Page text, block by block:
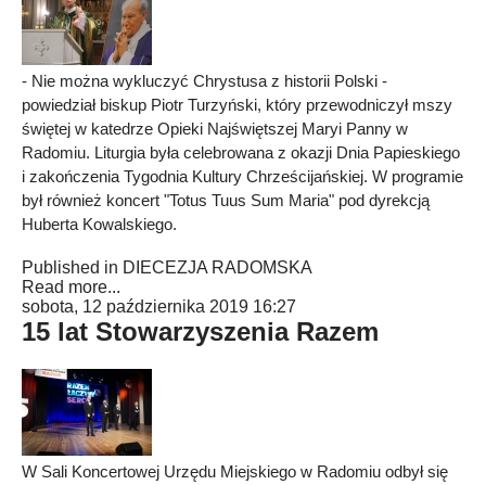
- Nie można wykluczyć Chrystusa z historii Polski -
powiedział biskup Piotr Turzyński, który przewodniczył mszy
świętej w katedrze Opieki Najświętszej Maryi Panny w
Radomiu. Liturgia była celebrowana z okazji Dnia Papieskiego
i zakończenia Tygodnia Kultury Chrześcijańskiej. W programie
był również koncert "Totus Tuus Sum Maria" pod dyrekcją
Huberta Kowalskiego.
Published in DIECEZJA RADOMSKA
Read more...
sobota, 12 października 2019 16:27
15 lat Stowarzyszenia Razem
W Sali Koncertowej Urzędu Miejskiego w Radomiu odbył się